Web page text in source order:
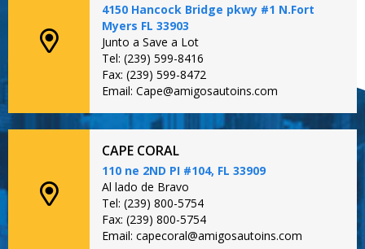
4150 Hancock Bridge pkwy #1 N.Fort
Myers FL 33903
Junto a Save a Lot
Tel: (239) 599-8416
Fax: (239) 599-8472
Email: Cape@amigosautoins.com
CAPE CORAL
110 ne 2ND PI #104, FL 33909
Al lado de Bravo
Tel: (239) 800-5754
Fax: (239) 800-5754
Email: capecoral@amigosautoins.com